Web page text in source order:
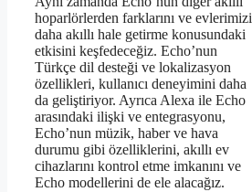
hoparlörlerden farklarını ve evlerimizi
daha akıllı hale getirme konusundaki
etkisini keşfedeceğiz. Echo’nun
Türkçe dil desteği ve lokalizasyon
özellikleri, kullanıcı deneyimini daha
da geliştiriyor. Ayrıca Alexa ile Echo
arasındaki ilişki ve entegrasyonu,
Echo’nun müzik, haber ve hava
durumu gibi özelliklerini, akıllı ev
cihazlarını kontrol etme imkanını ve
Echo modellerini de ele alacağız.